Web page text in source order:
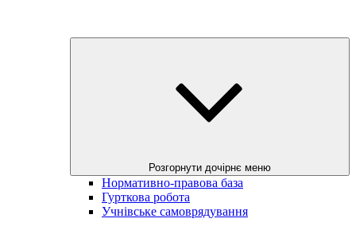
Розгорнути дочірнє меню
Нормативно-правова база
Гурткова робота
Учнівське самоврядування